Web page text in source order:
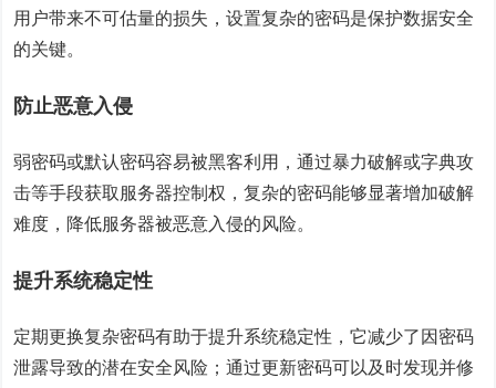
用户带来不可估量的损失，设置复杂的密码是保护数据安全
的关键。
防止恶意入侵
弱密码或默认密码容易被黑客利用，通过暴力破解或字典攻
击等手段获取服务器控制权，复杂的密码能够显著增加破解
难度，降低服务器被恶意入侵的风险。
提升系统稳定性
定期更换复杂密码有助于提升系统稳定性，它减少了因密码
泄露导致的潜在安全风险；通过更新密码可以及时发现并修